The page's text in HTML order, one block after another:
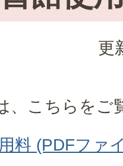
更
、こちらをご
料 (PDFファ